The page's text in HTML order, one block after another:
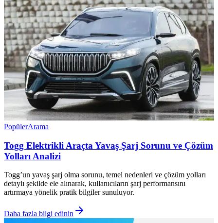
PopülerArama
Togg Elektrikli Araçta Yavaş Şarj Sorunu ve Çözüm
Yolları Analizi
Togg’un yavaş şarj olma sorunu, temel nedenleri ve çözüm yolları
detaylı şekilde ele alınarak, kullanıcıların şarj performansını
artırmaya yönelik pratik bilgiler sunuluyor.
Daha fazla bilgi edinin